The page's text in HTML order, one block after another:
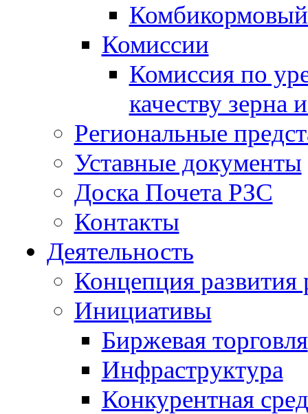
Комиссии
Комиссия по
качеству зерна
Региональные
Уставные документы
Доска Почета РЗС
Контакты
Деятельность
Концепция развития
Инициативы
Биржевая торговля
Инфраструктура
Конкурентная